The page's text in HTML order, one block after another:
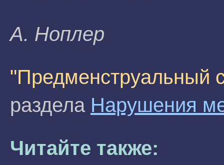
A. Hoплep
"Предменструальный
раздела Нарушения
Читайте также: